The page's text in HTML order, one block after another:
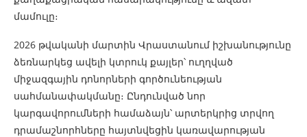
մամուլը։
2026 թվականի մարտին Վրաստանում իշխանությունը
ձեռնարկեց ավելի կտրուկ քայլեր՝ ուղղված
միջազգային դոնորների գործունեության
սահմանափակմանը։ Ընդունված նոր
կարգավորումների համաձայն՝ արտերկրից տրվող
դրամաշնորհները հայտնվեցին կառավարության